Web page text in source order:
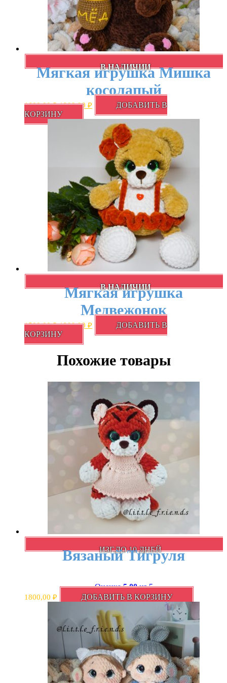
В НАЛИЧИИ
Мягкая игрушка Мишка
косолапый
1600,00₽Первоначальная
цена
составляла
1300,00 ₽ Текущая
1300,00 ₽.
ДОБАВИТЬ В
КОРЗИНУ
В НАЛИЧИИ
Мягкая игрушка
Медвежонок
1500,00₽Первоначальная
цена
1200,00 ₽ ТекущаяДОБАВИТЬ В
КОРЗИНУ
Похожие товары
ИЗГ.ДО 10 ДНЕЙ
Вязаный Тигруля
Оценка5.00из 5
1800,00 ₽ ДОБАВИТЬ В КОРЗИНУ